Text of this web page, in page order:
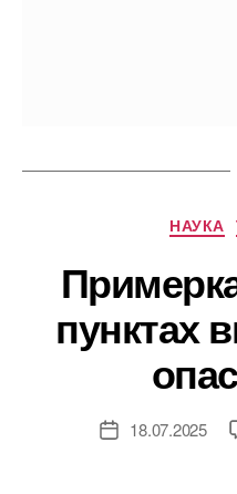
НАУКА
пунктах
Дата18.07.2025